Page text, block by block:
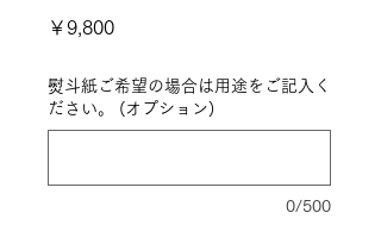
￥9,800価
熨斗紙ご希望の場合は用途をご記入く
ださい。 (オプション)
0/500